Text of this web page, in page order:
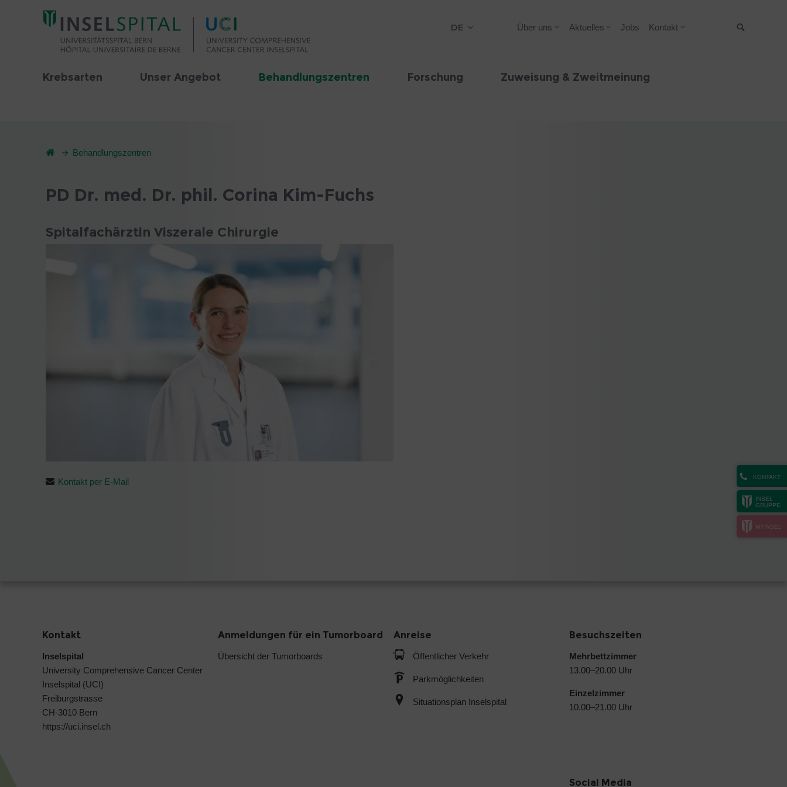
DE Über uns Aktuelles Jobs Kontakt
Krebsarten Unser Angebot Behandlungszentren Forschung Zuweisung & Zweitmeinung
KONTAKT
INSEL
GRUPPE
MYINSEL
Behandlungszentren
PD Dr. med. Dr. phil. Corina Kim-Fuchs
Spitalfachärztin Viszerale Chirurgie
Kontakt per E-Mail
Kontakt
Inselspital
University Comprehensive Cancer Center
Inselspital (UCI)
Freiburgstrasse
CH-3010 Bern
https://uci.insel.ch
Anmeldungen für ein Tumorboard
Übersicht der Tumorboards
Anreise
Öffentlicher Verkehr
Parkmöglichkeiten
Situationsplan Inselspital
Besuchszeiten
Mehrbettzimmer
13.00–20.00 Uhr
Einzelzimmer
10.00–21.00 Uhr
Social Media